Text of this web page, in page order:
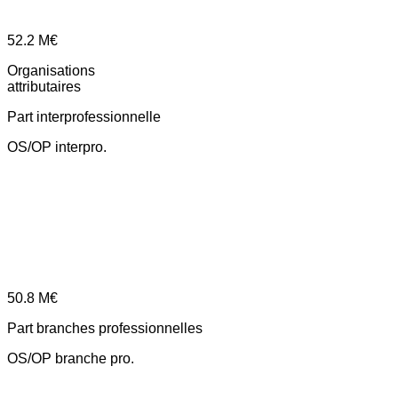
52.2 M€
Organisations
attributaires
Part interprofessionnelle
OS/OP interpro.
50.8 M€
Part branches professionnelles
OS/OP branche pro.